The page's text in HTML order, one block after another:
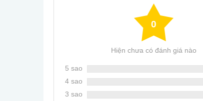
0
Hiện chưa có đánh giá nào
5 sao
4 sao
3 sao